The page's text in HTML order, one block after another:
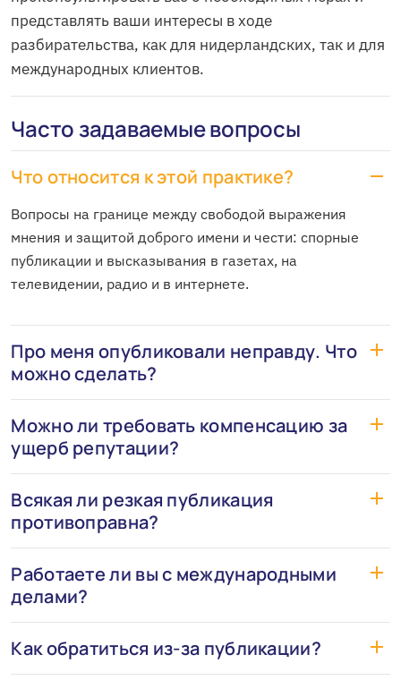
представлять ваши интересы в ходе
разбирательства, как для нидерландских, так и для
международных клиентов.
Часто задаваемые вопросы
Что относится к этой практике?
Вопросы на границе между свободой выражения
мнения и защитой доброго имени и чести: спорные
публикации и высказывания в газетах, на
телевидении, радио и в интернете.
Про меня опубликовали неправду. Что
можно сделать?
Можно ли требовать компенсацию за
ущерб репутации?
Всякая ли резкая публикация
противоправна?
Работаете ли вы с международными
делами?
Как обратиться из-за публикации?